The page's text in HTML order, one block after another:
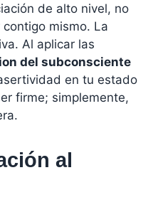
de alto nivel, no
mismo. La
Al aplicar las
del subconsciente
en tu estado
firme; simplemente,
al